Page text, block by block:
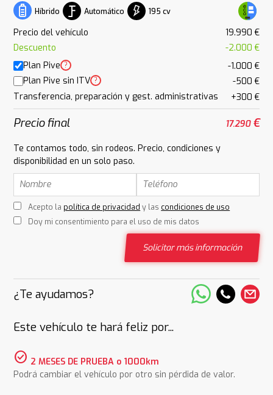
Híbrido Automático 195 cv
Precio del vehículo
19.990 €
Descuento
-2.000 €
Plan Pive ?
-1.000 €
Plan Pive sin ITV ?
-500 €
Transferencia, preparación y gest. administrativas
+300 €
Precio final 17.290€
Te contamos todo, sin rodeos. Precio, condiciones y
disponibilidad en un solo paso.
Acepto la política de privacidad y las condiciones de uso
Doy mi consentimiento para el uso de mis datos
Solicitar más información
¿Te ayudamos?
Este vehículo te hará feliz por...
check_circle 2 MESES DE PRUEBA o 1000km
Podrá cambiar el vehículo por otro sin pérdida de valor.